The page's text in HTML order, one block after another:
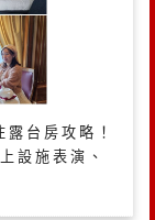
台房攻略！
設施表演、